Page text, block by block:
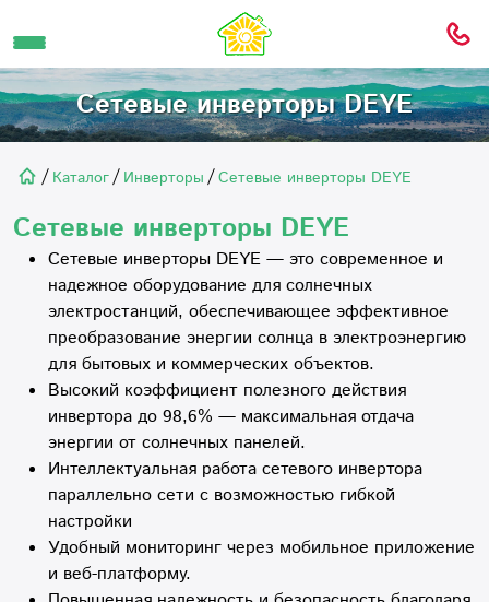
Сетевые инверторы DEYE
/ Каталог/ Инверторы /Сетевые инверторы DEYE
Сетевые инверторы DEYE
Сетевые инверторы DEYE — это современное и
надежное оборудование для солнечных
электростанций, обеспечивающее эффективное
преобразование энергии солнца в электроэнергию
для бытовых и коммерческих объектов.
Высокий коэффициент полезного действия
инвертора до 98,6% — максимальная отдача
энергии от солнечных панелей.
Интеллектуальная работа сетевого инвертора
параллельно сети с возможностью гибкой
настройки
Удобный мониторинг через мобильное приложение
и веб-платформу.